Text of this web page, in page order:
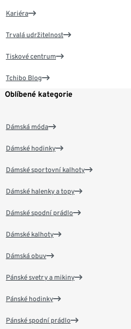
Kariéra
Trvalá udržitelnost
Tiskové centrum
Tchibo Blog
Oblíbené kategorie
Dámská móda
Dámské hodinky
Dámské sportovní kalhoty
Dámské halenky a topy
Dámské spodní prádlo
Dámské kalhoty
Dámská obuv
Pánské svetry a mikiny
Pánské hodinky
Pánské spodní prádlo